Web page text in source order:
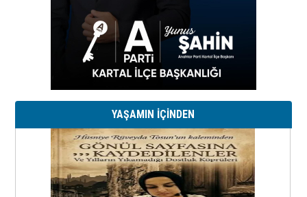
YAŞAMIN İÇİNDEN